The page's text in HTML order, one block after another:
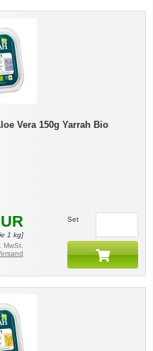
Vera 150g Yarrah Bio
1 kg]
MwSt.
Set